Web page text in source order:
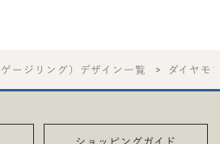
ージリング）デザイン一覧 ダイヤモ